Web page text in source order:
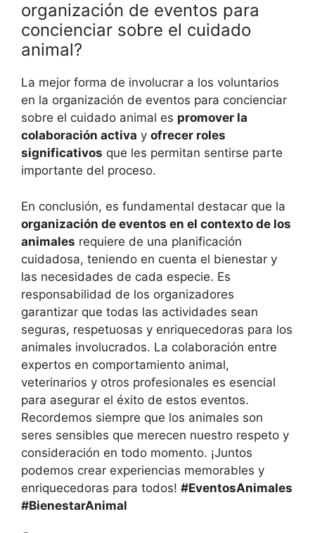
organización de eventos para
concienciar sobre el cuidado
animal?
La mejor forma de involucrar a los voluntarios
en la organización de eventos para concienciar
sobre el cuidado animal es promover la
colaboración activa y ofrecer roles
significativos que les permitan sentirse parte
importante del proceso.
En conclusión, es fundamental destacar que la
organización de eventos en el contexto de los
animales requiere de una planificación
cuidadosa, teniendo en cuenta el bienestar y
las necesidades de cada especie. Es
responsabilidad de los organizadores
garantizar que todas las actividades sean
seguras, respetuosas y enriquecedoras para los
animales involucrados. La colaboración entre
expertos en comportamiento animal,
veterinarios y otros profesionales es esencial
para asegurar el éxito de estos eventos.
Recordemos siempre que los animales son
seres sensibles que merecen nuestro respeto y
consideración en todo momento. ¡Juntos
podemos crear experiencias memorables y
enriquecedoras para todos! #EventosAnimales
#BienestarAnimal